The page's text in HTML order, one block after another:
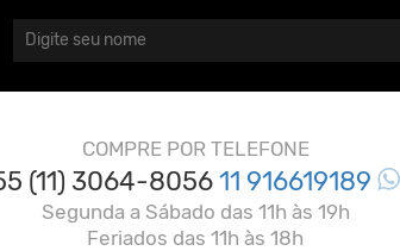
COMPRE POR TELEFONE
(11) 3064-805611 916619189
Segunda a Sábado das 11h às 19h
Feriados das 11h às 18h